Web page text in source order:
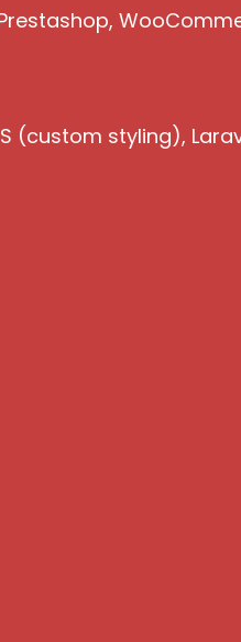
styling),